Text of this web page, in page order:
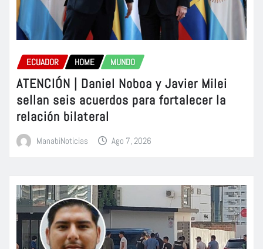
ECUADOR HOME MUNDO
ATENCIÓN | Daniel Noboa y Javier Milei
sellan seis acuerdos para fortalecer la
relación bilateral
ManabiNoticias Ago 7, 2026